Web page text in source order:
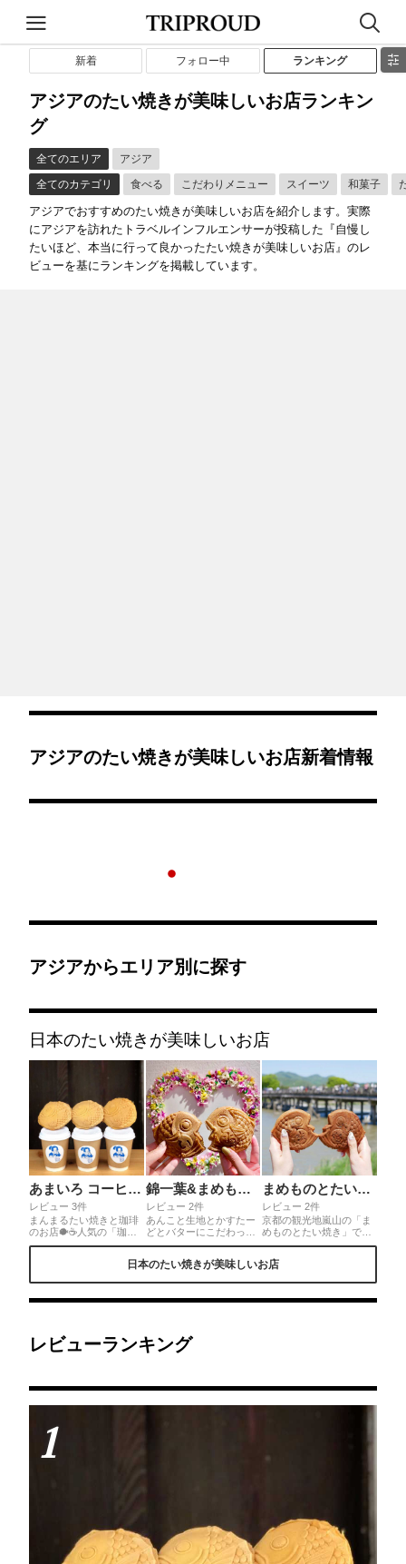
新着 フォロー中 ランキング
アジアのたい焼きが美味しいお店ランキン
グ
全てのエリア
アジア
全てのカテゴリ
食べる こだわりメニュー スイーツ 和菓子
アジアでおすすめのたい焼きが美味しいお店を紹介します。実際
にアジアを訪れたトラベルインフルエンサーが投稿した『自慢し
たいほど、本当に行って良かったたい焼きが美味しいお店』のレ
ビューを基にランキングを掲載しています。
アジアのたい焼きが美味しいお店新着情報
アジアからエリア別に探す
日本のたい焼きが美味しいお店
あまいろ コーヒーとたい焼き
レビュー 3件
まんまるたい焼きと珈琲
のお店🐡☕️人気の「珈琲
セット500円」は、たい
ん・カスタード＂の中か
一息したくなる路地奥に
錦一葉&まめものとたい焼き 錦市場店
レビュー 2件
あんこと生地とかすたー
どとバターにこだわって
る可愛いたい焼きやさん
なのでそれ一択で！
ナカスタード 350yen あ
てくるの注意だよ💕生地
まで美味しすぎた💕
まめものとたい焼き 嵐山本店
レビュー 2件
京都の観光地嵐山の「ま
めものとたい焼き」で食
べられるのは"まんま
い焼き🐟生地はサクッと
られるたい焼きです💕あ
日本のたい焼きが美味しいお店
レビューランキング
1